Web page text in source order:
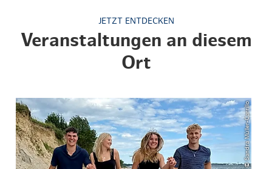
JETZT ENTDECKEN
Veranstaltungen an diesem
Ort
© Sandra Müller-Carrillo